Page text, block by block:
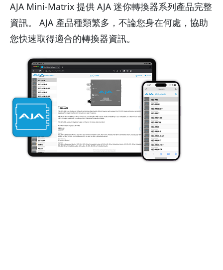
AJA Mini-Matrix 提供 AJA 迷你轉換器系列產品完整
資訊。 AJA 產品種類繁多，不論您身在何處，協助
您快速取得適合的轉換器資訊。